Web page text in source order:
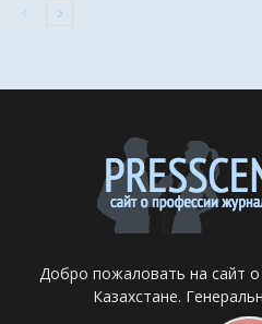
Добро пожаловать на сайт
Казахстане.